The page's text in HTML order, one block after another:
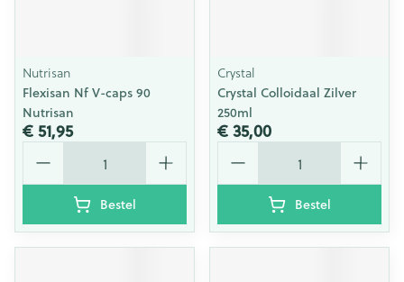
Nutrisan
Flexisan Nf V-caps 90
Nutrisan
€ 51,95
Aantal
Bestel
Crystal
Crystal Colloidaal Zilver
250ml
€ 35,00
Aantal
Bestel